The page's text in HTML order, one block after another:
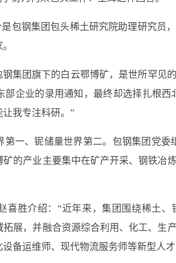
是包钢集团包头稀土研究院助理研究员
集团旗下的白云鄂博矿，是世所罕见
企业的录用通知，最终却选择扎根西
我专注科研。”
第一、铌储量世界第二。包钢集团党委
的产业主要集中在矿产开采、钢铁冶
喜胜介绍：“近年来，集团围绕稀土
展，并融合资源综合利用、化工、生
备运维师、现代物流服务师等新型人